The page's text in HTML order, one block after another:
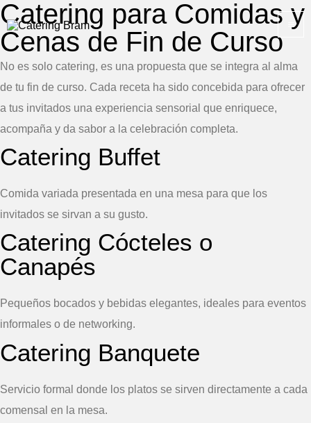
Ir
al
contenido
Catering para Comidas y
Cenas de Fin de Curso
No es solo catering, es una propuesta que se integra al alma
de tu fin de curso. Cada receta ha sido concebida para ofrecer
a tus invitados una experiencia sensorial que enriquece,
acompaña y da sabor a la celebración completa.
Catering Buffet
Comida variada presentada en una mesa para que los
invitados se sirvan a su gusto.
Catering Cócteles o
Canapés
Pequeños bocados y bebidas elegantes, ideales para eventos
informales o de networking.
Catering Banquete
Servicio formal donde los platos se sirven directamente a cada
comensal en la mesa.